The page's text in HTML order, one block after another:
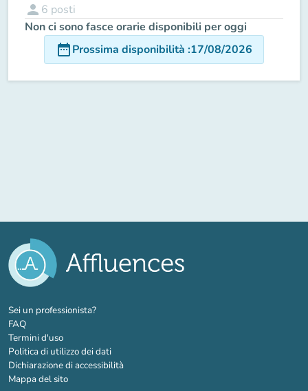
person 6 posti
Non ci sono fasce orarie disponibili per oggi
date_rangeProssima disponibilità :17/08/2026
Sei un professionista?(nuova scheda)
FAQ
Termini d'uso
Politica di utilizzo dei dati
Dichiarazione di accessibilità
Mappa del sito